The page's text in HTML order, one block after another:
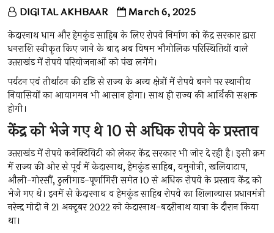
DIGITAL AKHBAAR March 6, 2025
केदारनाथ धाम और हेमकुंड साहिब के लिए रोपवे निर्माण को केंद्र सरकार द्वारा
धनराशि स्वीकृत किए जाने के बाद अब विषम भौगोलिक परिस्थितियों वाले
उत्तराखंड में रोपवे परियोजनाओं को पंख लगेंगे।
पर्यटन एवं तीर्थाटन की दृष्टि से राज्य के अन्य क्षेत्रों में रोपवे बनने पर स्थानीय
निवासियों का आवागमन भी आसान होगा। साथ ही राज्य की आर्थिकी सशक्त
होगी।
केंद्र को भेजे गए थे 10 से अधिक रोपवे के प्रस्ताव
उत्तराखंड में रोपवे कनेक्टिविटी को लेकर केंद्र सरकार भी जोर दे रही है। इसी क्रम
में राज्य की ओर से पूर्व में केदारनाथ, हेमकुंड साहिब, यमुनोत्री, खलियाटाप,
औली-गोरसौं, ठुलीगाड-पूर्णागिरी समेत 10 से अधिक रोपवे के प्रस्ताव केंद्र को
भेजे गए थे। इनमें से केदारनाथ व हेमकुंड साहिब रोपवे का शिलान्यास प्रधानमंत्री
नरेन्द्र मोदी ने 21 अक्टूबर 2022 को केदारनाथ-बदरीनाथ यात्रा के दौरान किया
था।